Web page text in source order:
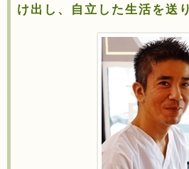
け出し、自立した生活を送